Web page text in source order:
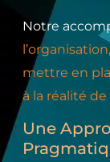
Notre
mettre en
à la réalité de
Une